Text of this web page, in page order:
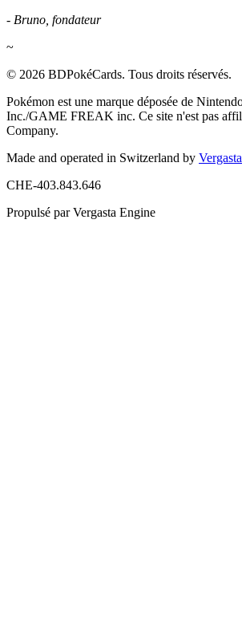
- Bruno, fondateur
~
© 2026 BDPokéCards. Tous droits réservés.
Pokémon est une marque déposée de
Inc./GAME FREAK inc. Ce site n'est pas
Company.
Made and operated in Switzerland by
CHE-403.843.646
Propulsé par Vergasta Engine